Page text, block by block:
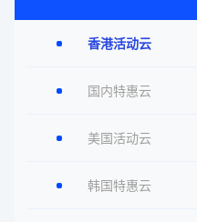
香港活动云
国内特惠云
美国活动云
韩国特惠云